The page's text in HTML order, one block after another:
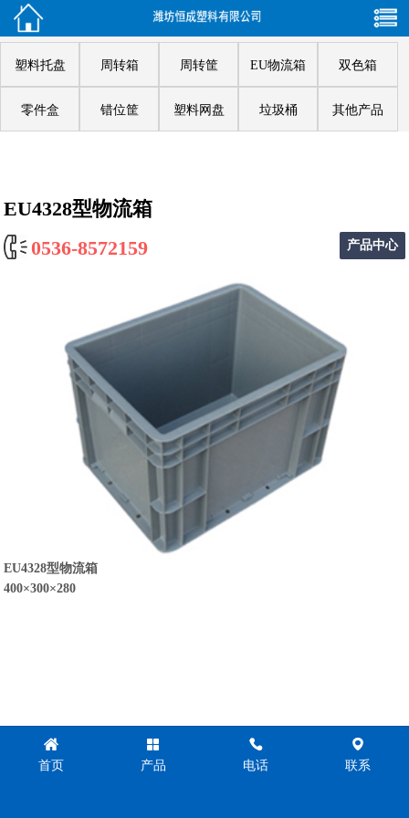
塑料托盘 周转箱 周转筐 EU物流箱 双色箱
零件盒 错位筐 塑料网盘 垃圾桶 其他产品
EU4328型物流箱
0536-8572159
产品中心
EU4328型物流箱
400×300×280
首页 产品 电话 联系